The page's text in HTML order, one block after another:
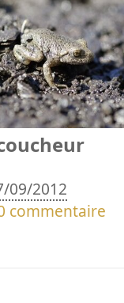
09/2012
commentaire